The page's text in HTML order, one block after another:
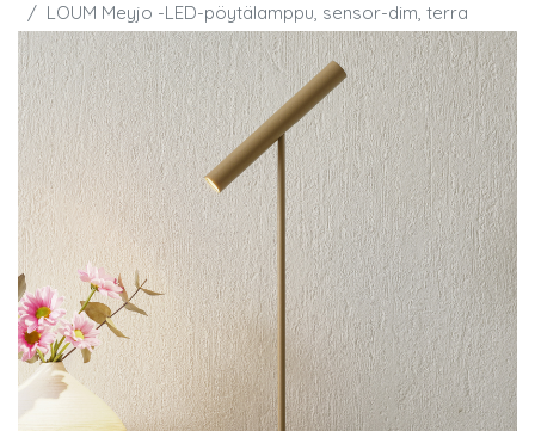
LOUM Meyjo -LED-pöytälamppu, sensor-dim, terra